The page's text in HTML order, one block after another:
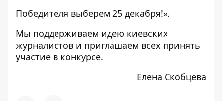
Победителя выберем 25 декабря!».
Мы поддерживаем идею киевских
журналистов и приглашаем всех принять
участие в конкурсе.
Елена Скобцева